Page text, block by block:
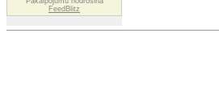
FeedBlitz